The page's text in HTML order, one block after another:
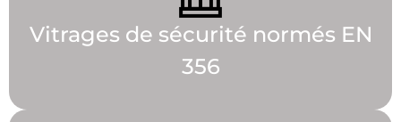
Vitrages de sécurité normés EN
356